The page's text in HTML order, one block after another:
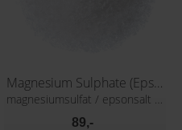
Magnesium Sulphate (Epsom) - 500g
magnesiumsulfat / epsonsalt MgSO4
89,-